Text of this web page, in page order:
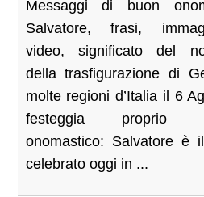
Messaggi di buon
Salvatore, frasi,
video, significato del
della trasfigurazione di
molte regioni d’Italia il 6
festeggia proprio
onomastico: Salvatore è
celebrato oggi in ...